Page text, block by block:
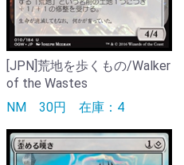
[JPN]荒地を歩くもの/Walker
of the Wastes
NM 30円 在庫：4